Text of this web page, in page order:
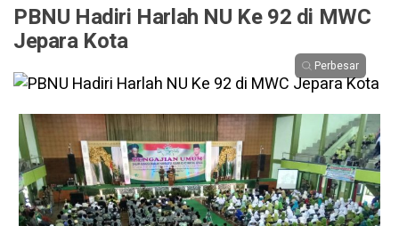
PBNU Hadiri Harlah NU Ke 92 di MWC
Jepara Kota
Perbesar